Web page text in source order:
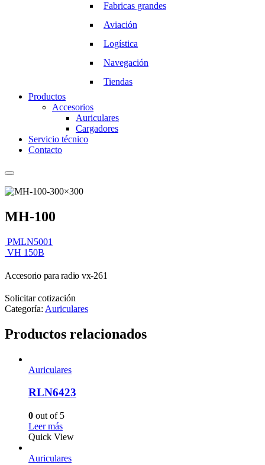
Fabricas grandes
Aviación
Logística
Navegación
Tiendas
Productos
Accesorios
Auriculares
Cargadores
Servicio técnico
Contacto
MH-100
PMLN5001
VH 150B
Accesorio para radio vx-261
Solicitar cotización
Categoría: Auriculares
Productos relacionados
Auriculares
RLN6423
0 out of 5
Leer más
Quick View
Auriculares